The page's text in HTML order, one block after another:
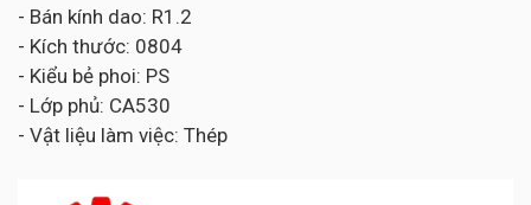
- Bán kính dao: R1.2
- Kích thước: 0804
- Kiểu bẻ phoi: PS
- Lớp phủ: CA530
- Vật liệu làm việc: Thép